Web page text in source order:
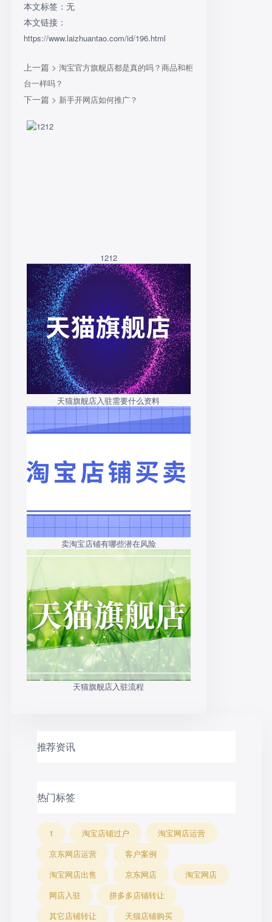
本文标签：无
本文链接：
https://www.laizhuantao.com/id/196.html
上一篇 > 淘宝官方旗舰店都是真的吗？商品和柜
台一样吗？
下一篇 > 新手开网店如何推广？
1212
天猫旗舰店入驻需要什么资料
卖淘宝店铺有哪些潜在风险
天猫旗舰店入驻流程
推荐资讯
热门标签
1 淘宝店铺过户
淘宝网店运营
京东网店运营
客户案例
淘宝网店出售
京东网店
淘宝网店
网店入驻
拼多多店铺转让
其它店铺转让
天猫店铺购买